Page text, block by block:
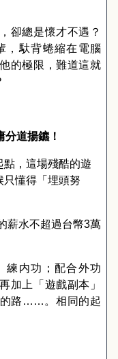
卻總是懷才不遇？
，馱背蜷縮在電腦
的極限，難道這就
道揚鑣！
，這場殘酷的遊
只懂得「埋頭努
薪水不超過台幣3萬
練内功 ；配合外功
再加上「遊戲副本」
的路…… 。相同的起